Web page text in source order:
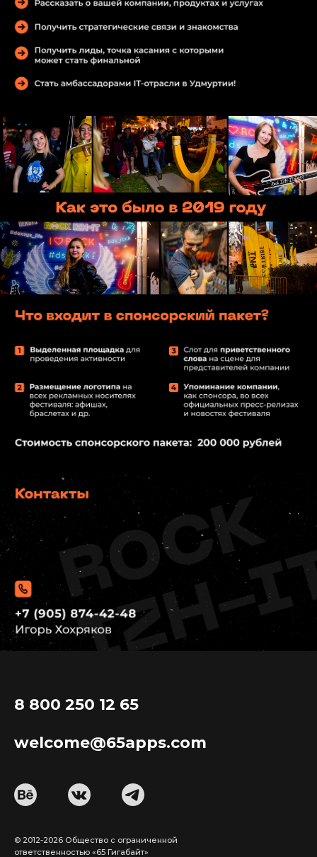
© 2012-2026 Общество с ограниченной
ответственностью «65 Гигабайт»
welcome@65apps.com
8 800 250 12 65